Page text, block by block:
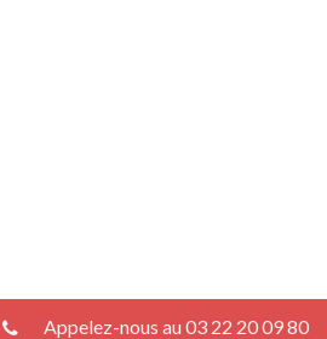
Appelez-nous au 03 22 20 09 80